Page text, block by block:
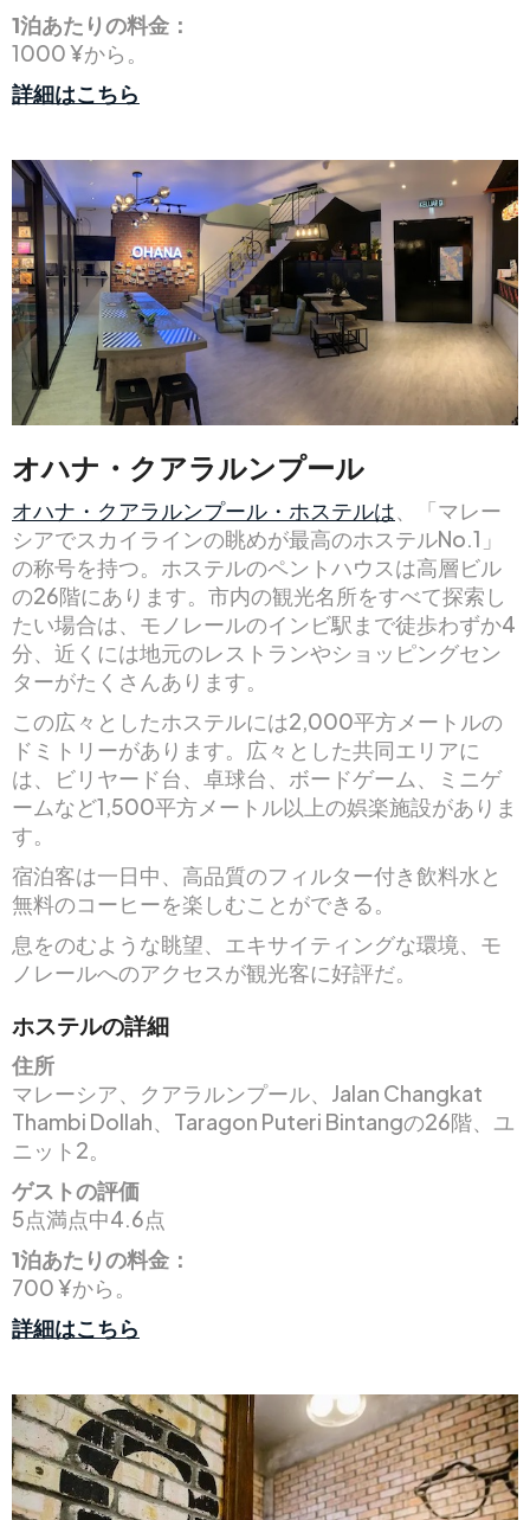
1泊あたりの料金：
1000 ¥から。
詳細はこちら
オハナ・クアラルンプール
オハナ・クアラルンプール・ホステルは、「マレー
シアでスカイラインの眺めが最高のホステルNo.1」
の称号を持つ。ホステルのペントハウスは高層ビル
の26階にあります。市内の観光名所をすべて探索し
たい場合は、モノレールのインビ駅まで徒歩わずか4
分、近くには地元のレストランやショッピングセン
ターがたくさんあります。
この広々としたホステルには2,000平方メートルの
ドミトリーがあります。広々とした共同エリアに
は、ビリヤード台、卓球台、ボードゲーム、ミニゲ
ームなど1,500平方メートル以上の娯楽施設がありま
す。
宿泊客は一日中、高品質のフィルター付き飲料水と
無料のコーヒーを楽しむことができる。
息をのむような眺望、エキサイティングな環境、モ
ノレールへのアクセスが観光客に好評だ。
ホステルの詳細
住所
マレーシア、クアラルンプール、Jalan Changkat
Thambi Dollah、Taragon Puteri Bintangの26階、ユ
ニット2。
ゲストの評価
5点満点中4.6点
1泊あたりの料金：
700 ¥から。
詳細はこちら